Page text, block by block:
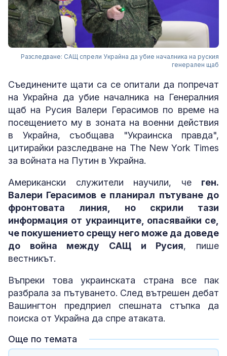
Разследване: САЩ спрели Украйна да убие началника на руския
генерален щаб
Съединените щати са се опитали да попречат
на Украйна да убие началника на Генералния
щаб на Русия Валери Герасимов по време на
посещението му в зоната на военни действия
в Украйна, съобщава "Украинска правда",
цитирайки разследване на The New York Times
за войната на Путин в Украйна.
Американски служители научили, че ген.
Валери Герасимов е планирал пътуване до
фронтовата линия, но скрили тази
информация от украинците, опасявайки се,
че покушението срещу него може да доведе
до война между САЩ и Русия, пише
вестникът.
Въпреки това украинската страна все пак
разбрала за пътуването. След вътрешен дебат
Вашингтон предприел спешната стъпка да
поиска от Украйна да спре атаката.
Още по темата